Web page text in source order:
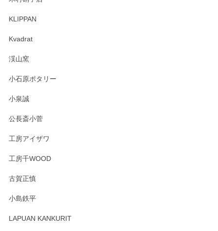
KLIPPAN
Kvadrat
渓山窯
小石原ポタリー
小泉誠
公長斎小菅
工房アイザワ
工房千WOOD
古賀正慎
小島鉄平
LAPUAN KANKURIT